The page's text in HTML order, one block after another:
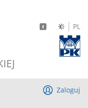
PL
Zaloguj